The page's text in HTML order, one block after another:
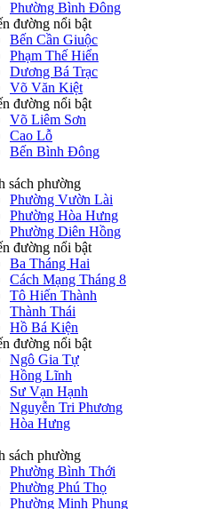
Phường Bình Đông
đường nổi bật
Bến Cần Giuộc
Phạm Thế Hiển
Dương Bá Trạc
Võ Văn Kiệt
đường nổi bật
Võ Liêm Sơn
Cao Lỗ
Bến Bình Đông
sách phường
Phường Vườn Lài
Phường Hòa Hưng
Phường Diên Hồng
đường nổi bật
Ba Tháng Hai
Cách Mạng Tháng 8
Tô Hiến Thành
Thành Thái
Hồ Bá Kiện
đường nổi bật
Ngô Gia Tự
Hồng Lĩnh
Sư Vạn Hạnh
Nguyễn Tri Phương
Hòa Hưng
sách phường
Phường Bình Thới
Phường Phú Thọ
Phường Minh Phụng